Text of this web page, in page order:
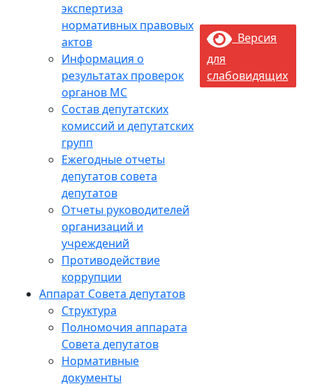
экспертиза
нормативных правовых
актов
Информация о
результатах проверок
органов МС
Состав депутатских
комиссий и депутатских
групп
Ежегодные отчеты
депутатов совета
депутатов
Отчеты руководителей
организаций и
учреждений
Противодействие
коррупции
Аппарат Совета депутатов
Структура
Полномочия аппарата
Совета депутатов
Нормативные
документы
Версия
для
слабовидящих